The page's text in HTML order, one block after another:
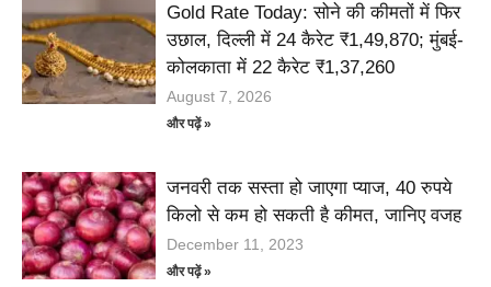
Gold Rate Today: सोने की कीमतों में फिर
उछाल, दिल्ली में 24 कैरेट ₹1,49,870; मुंबई-
कोलकाता में 22 कैरेट ₹1,37,260
August 7, 2026
और पढ़ें »
जनवरी तक सस्ता हो जाएगा प्याज, 40 रुपये
किलो से कम हो सकती है कीमत, जानिए वजह
December 11, 2023
और पढ़ें »